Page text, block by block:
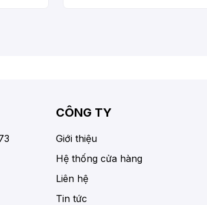
CÔNG TY
Giới thiệu
Hệ thống cửa hàng
Liên hệ
Tin tức